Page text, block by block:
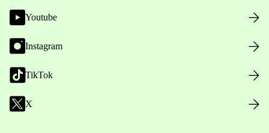
Youtube
Instagram
TikTok
X